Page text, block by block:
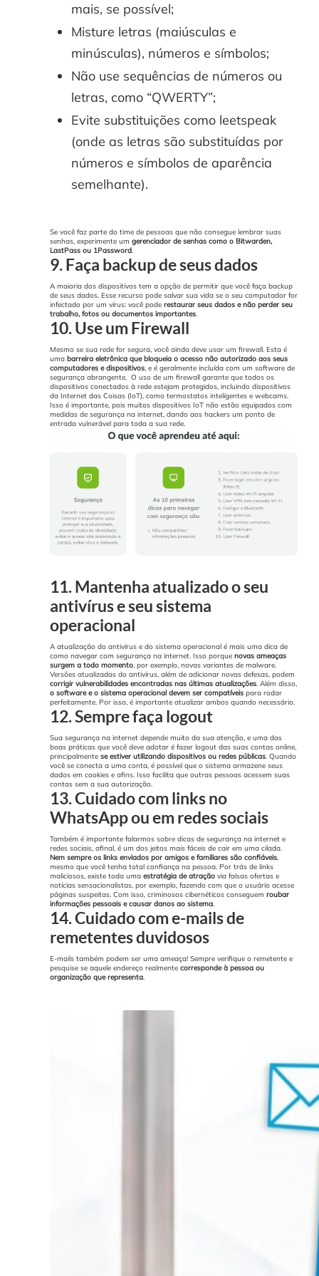
mais, se possível;
Misture letras (maiúsculas e
minúsculas), números e símbolos;
Não use sequências de números ou
letras, como “QWERTY”;
Evite substituições como leetspeak
(onde as letras são substituídas por
números e símbolos de aparência
semelhante).
Se você faz parte do time de pessoas que não consegue lembrar suas
senhas, experimente um gerenciador de senhas como o Bitwarden,
LastPass ou 1Password.
9. Faça backup de seus dados
A maioria dos dispositivos tem a opção de permitir que você faça backup
de seus dados. Esse recurso pode salvar sua vida se o seu computador for
infectado por um vírus: você pode restaurar seus dados e não perder seu
trabalho, fotos ou documentos importantes.
10. Use um Firewall
Mesmo se sua rede for segura, você ainda deve usar um firewall. Esta é
uma barreira eletrônica que bloqueia o acesso não autorizado aos seus
computadores e dispositivos, e é geralmente incluída com um software de
segurança abrangente. O uso de um firewall garante que todos os
dispositivos conectados à rede estejam protegidos, incluindo dispositivos
da Internet das Coisas (IoT), como termostatos inteligentes e webcams.
Isso é importante, pois muitos dispositivos IoT não estão equipados com
medidas de segurança na internet, dando aos hackers um ponto de
entrada vulnerável para toda a sua rede.
11. Mantenha atualizado o seu
antivírus e seu sistema
operacional
A atualização do antivírus e do sistema operacional é mais uma dica de
como navegar com segurança na internet. Isso porque novas ameaças
surgem a todo momento, por exemplo, novas variantes de malware.
Versões atualizadas do antivírus, além de adicionar novas defesas, podem
corrigir vulnerabilidades encontradas nas últimas atualizações. Além disso,
o software e o sistema operacional devem ser compatíveis para rodar
perfeitamente. Por isso, é importante atualizar ambos quando necessário.
12. Sempre faça logout
Sua segurança na internet depende muito da sua atenção, e uma das
boas práticas que você deve adotar é fazer logout das suas contas online,
principalmente se estiver utilizando dispositivos ou redes públicas. Quando
você se conecta a uma conta, é possível que o sistema armazene seus
dados em cookies e afins. Isso facilita que outras pessoas acessem suas
contas sem a sua autorização.
13. Cuidado com links no
WhatsApp ou em redes sociais
Também é importante falarmos sobre dicas de segurança na internet e
redes sociais, afinal, é um dos jeitos mais fáceis de cair em uma cilada.
Nem sempre os links enviados por amigos e familiares são confiáveis,
mesmo que você tenha total confiança na pessoa. Por trás de links
maliciosos, existe toda uma estratégia de atração via falsas ofertas e
notícias sensacionalistas, por exemplo, fazendo com que o usuário acesse
páginas suspeitas. Com isso, criminosos cibernéticos conseguem roubar
informações pessoais e causar danos ao sistema.
14. Cuidado com e-mails de
remetentes duvidosos
E-mails também podem ser uma ameaça! Sempre verifique o remetente e
pesquise se aquele endereço realmente corresponde à pessoa ou
organização que representa.